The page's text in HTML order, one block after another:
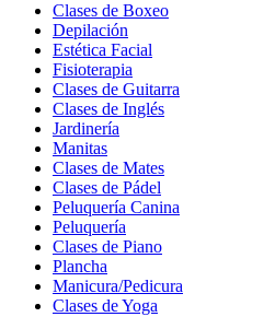
Clases de Boxeo
Depilación
Estética Facial
Fisioterapia
Clases de Guitarra
Clases de Inglés
Jardinería
Manitas
Clases de Mates
Clases de Pádel
Peluquería Canina
Peluquería
Clases de Piano
Plancha
Manicura/Pedicura
Clases de Yoga